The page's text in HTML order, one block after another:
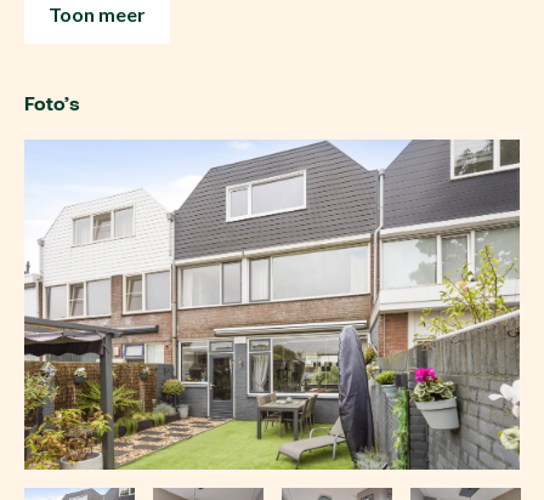
Toon meer
Foto’s